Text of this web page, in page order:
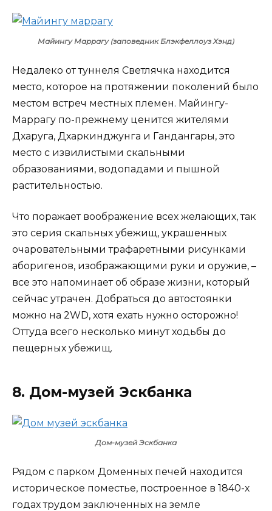
Майингу Маррагу (заповедник Блэкфеллоуз Хэнд)
Недалеко от туннеля Светлячка находится
место, которое на протяжении поколений было
местом встреч местных племен. Майингу-
Маррагу по-прежнему ценится жителями
Дхаруга, Дхаркинджунга и Гандангары, это
место с извилистыми скальными
образованиями, водопадами и пышной
растительностью.
Что поражает воображение всех желающих, так
это серия скальных убежищ, украшенных
очаровательными трафаретными рисунками
аборигенов, изображающими руки и оружие, –
все это напоминает об образе жизни, который
сейчас утрачен. Добраться до автостоянки
можно на 2WD, хотя ехать нужно осторожно!
Оттуда всего несколько минут ходьбы до
пещерных убежищ.
8. Дом-музей Эскбанка
Дом-музей Эскбанка
Рядом с парком Доменных печей находится
историческое поместье, построенное в 1840-х
годах трудом заключенных на земле